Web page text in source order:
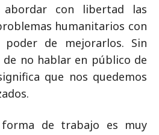
abordar con libertad las
humanitarios con
de mejorarlos. Sin
no hablar en público de
que nos quedemos
de trabajo es muy